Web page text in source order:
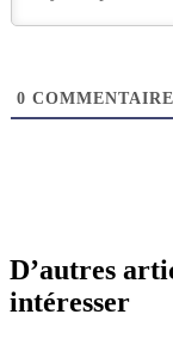
0
D’autres
intéresser